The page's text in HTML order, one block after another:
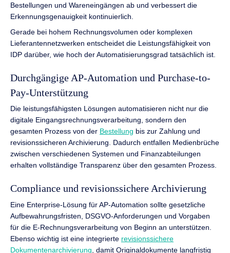
Bestellungen und Wareneingängen ab und verbessert die
Erkennungsgenauigkeit kontinuierlich.
Gerade bei hohem Rechnungsvolumen oder komplexen
Lieferantennetzwerken entscheidet die Leistungsfähigkeit von
IDP darüber, wie hoch der Automatisierungsgrad tatsächlich ist.
Durchgängige AP-Automation und Purchase-to-
Pay-Unterstützung
Die leistungsfähigsten Lösungen automatisieren nicht nur die
digitale Eingangsrechnungsverarbeitung, sondern den
gesamten Prozess von der Bestellung bis zur Zahlung und
revisionssicheren Archivierung. Dadurch entfallen Medienbrüche
zwischen verschiedenen Systemen und Finanzabteilungen
erhalten vollständige Transparenz über den gesamten Prozess.
Compliance und revisionssichere Archivierung
Eine Enterprise-Lösung für AP-Automation sollte gesetzliche
Aufbewahrungsfristen, DSGVO-Anforderungen und Vorgaben
für die E-Rechnungsverarbeitung von Beginn an unterstützen.
Ebenso wichtig ist eine integrierte revisionssichere
Dokumentenarchivierung , damit Originaldokumente langfristig